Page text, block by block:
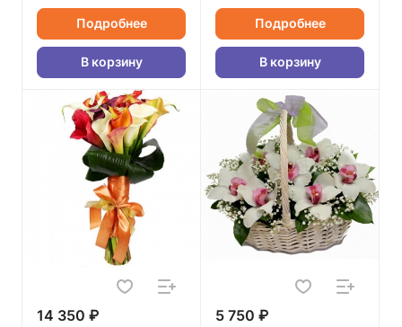
Подробнее
В корзину
Подробнее
В корзину
14 350 ₽ 5 750 ₽